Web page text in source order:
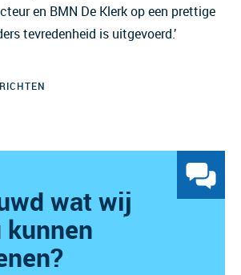
en BMN De Klerk op een prettige
tevredenheid is uitgevoerd.’
wat wij
kunnen